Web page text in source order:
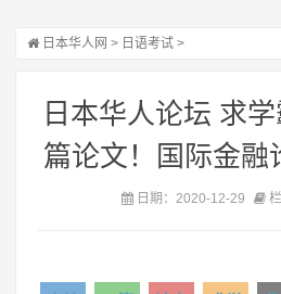
日本华人网 > 日语考试 >
日本华人论坛 求
篇论文！国际金融
日期：2020-12-29